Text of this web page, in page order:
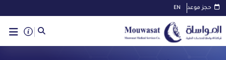
حجز موعد EN